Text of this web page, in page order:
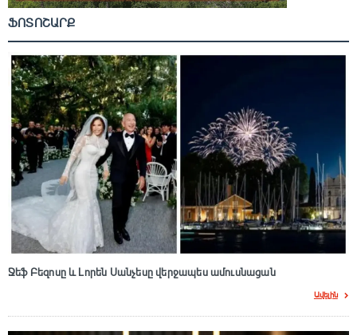
ՖՈՏՈՇԱՐՔ
Ջեֆ Բեզոսը և Լորեն Սանչեսը վերջապես ամուսնացան
Ավելին